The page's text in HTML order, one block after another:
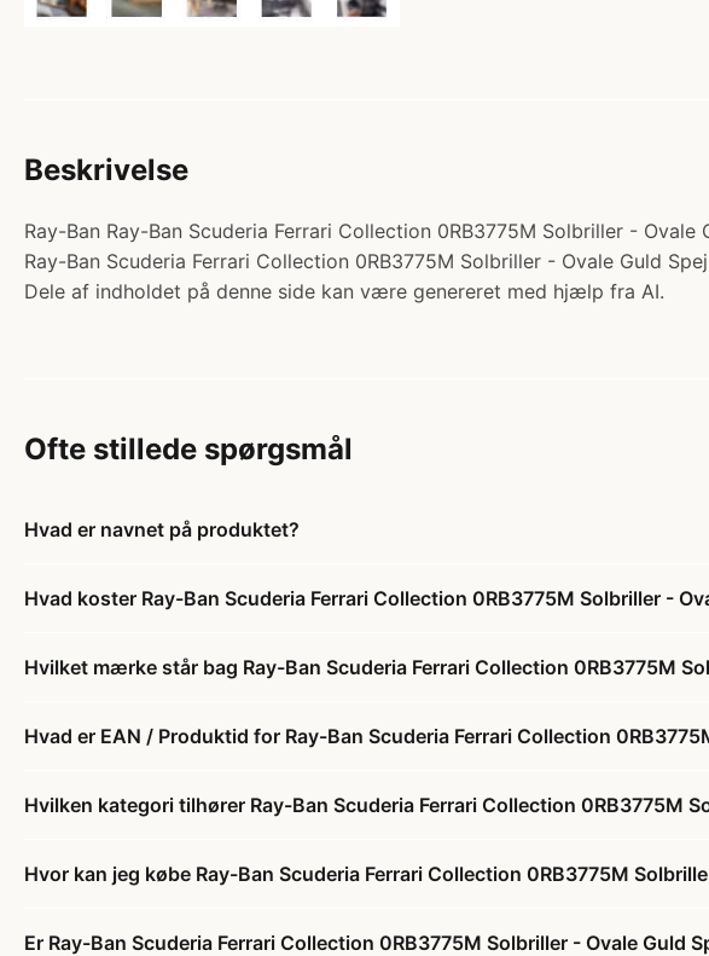
Beskrivelse
Ray-Ban Ray-Ban Scuderia Ferrari Collection 0RB3775M Solbriller -
Ray-Ban Scuderia Ferrari Collection 0RB3775M Solbriller - Ovale Guld
Dele af indholdet på denne side kan være genereret med hjælp fra AI.
Ofte stillede spørgsmål
Hvad er navnet på produktet?
Hvad koster Ray-Ban Scuderia Ferrari Collection 0RB3775M Solbriller -
Hvilket mærke står bag Ray-Ban Scuderia Ferrari Collection 0RB3775M
Hvad er EAN / Produktid for Ray-Ban Scuderia Ferrari Collection
Hvilken kategori tilhører Ray-Ban Scuderia Ferrari Collection 0RB3775M
Hvor kan jeg købe Ray-Ban Scuderia Ferrari Collection 0RB3775M
Er Ray-Ban Scuderia Ferrari Collection 0RB3775M Solbriller - Ovale Guld